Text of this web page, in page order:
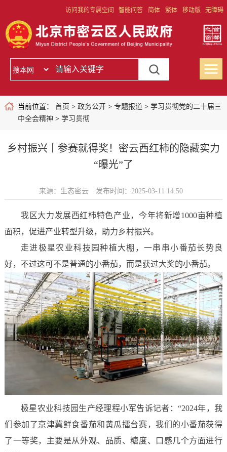
访问我的专属空间 智能问答 简体 繁体 移动版 无障碍
当前位置： 首页 > 政务公开> 专题报道> 学习贯彻党的二十届三
中全会精神 > 学习贯彻
乡村振兴丨参赛就得奖！密云西红柿的隐藏实力
“曝光”了
来源：生态密云 发布时间：2025-03-11 14:50
我区大力发展西红柿特色产业，今年将新增1000亩种植
面积，促进产业转型升级，助力乡村振兴。
走进极星农业科技园种植大棚，一串串小番茄长势良
好，不过这可不是普通的小番茄，而是获过大奖的小番茄。
极星农业科技园生产经理程小军告诉记者：“2024年，我
们参加了京津冀鲜食番茄和黄瓜擂台赛，我们的小番茄获得
了一等奖，主要是从外观、品质、糖度、口感几个方面进行